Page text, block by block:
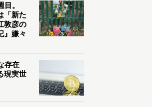
。
「新た
敦彦の
』嫌々
存在
現実世